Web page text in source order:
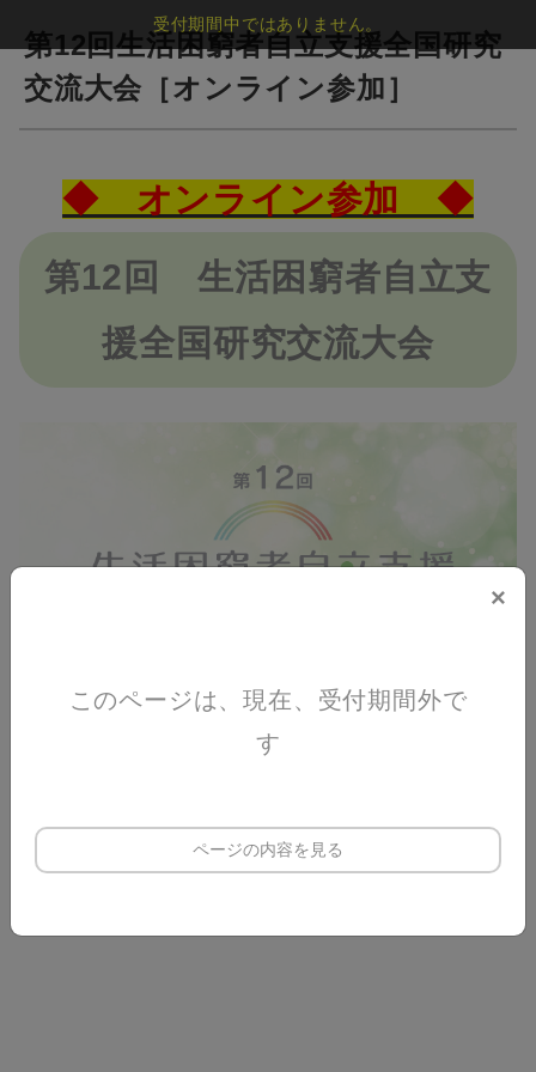
第12回生活困窮者自立支援全国研究
交流大会［オンライン参加］
◆ オンライン参加 ◆
第12回 生活困窮者自立支
援全国研究交流大会
受付期間中ではありません。
×
このページは、現在、受付期間外で
す
ページの内容を見る